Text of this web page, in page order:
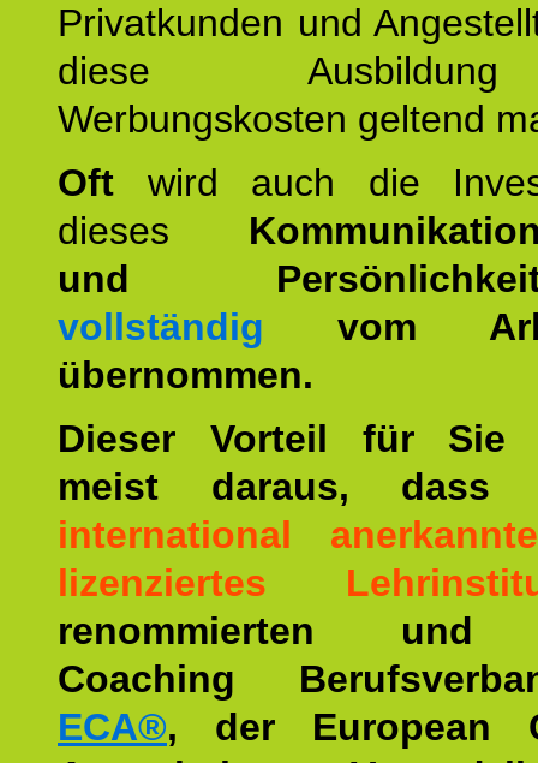
Privatkunden und
diese
Werbungskosten geltend
Oft wird auch die
dieses
und
vollständig vom
übernommen.
Dieser Vorteil für Sie
meist daraus,
international
lizenziertes
renommierten und
Coaching
ECA®, der European